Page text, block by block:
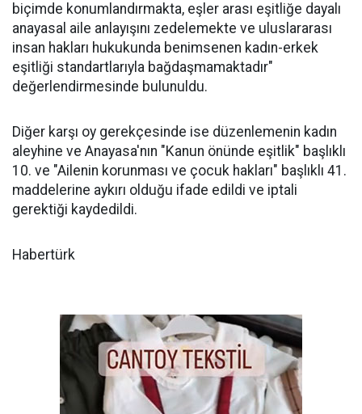
biçimde konumlandırmakta, eşler arası eşitliğe dayalı
anayasal aile anlayışını zedelemekte ve uluslararası
insan hakları hukukunda benimsenen kadın-erkek
eşitliği standartlarıyla bağdaşmamaktadır"
değerlendirmesinde bulunuldu.
Diğer karşı oy gerekçesinde ise düzenlemenin kadın
aleyhine ve Anayasa'nın "Kanun önünde eşitlik" başlıklı
10. ve "Ailenin korunması ve çocuk hakları" başlıklı 41.
maddelerine aykırı olduğu ifade edildi ve iptali
gerektiği kaydedildi.
Habertürk